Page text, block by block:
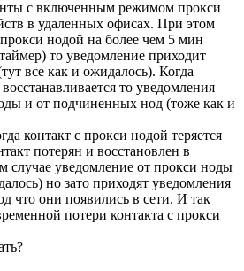
с включенным режимом прокси
в удаленных офисах. При этом
прокси нодой на более чем 5 мин
то уведомление приходит
все как и ожидалось). Когда
то уведомления
и от подчиненных нод (тоже как и
контакт с прокси нодой теряется
потерян и восстановлен в
случае уведомление от прокси ноды
но зато приходят уведомления
что они появились в сети. И так
потери контакта с прокси